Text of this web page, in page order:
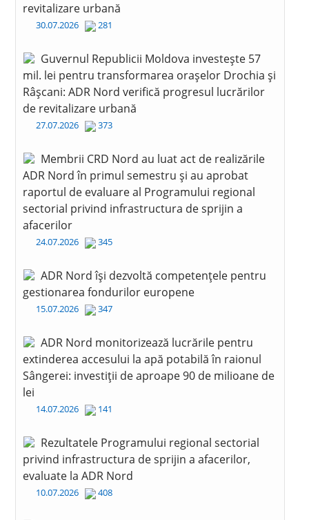
revitalizare urbană
30.07.2026 281
Guvernul Republicii Moldova investește 57
mil. lei pentru transformarea orașelor Drochia și
Râșcani: ADR Nord verifică progresul lucrărilor
de revitalizare urbană
27.07.2026 373
Membrii CRD Nord au luat act de realizările
ADR Nord în primul semestru și au aprobat
raportul de evaluare al Programului regional
sectorial privind infrastructura de sprijin a
afacerilor
24.07.2026 345
ADR Nord își dezvoltă competențele pentru
gestionarea fondurilor europene
15.07.2026 347
ADR Nord monitorizează lucrările pentru
extinderea accesului la apă potabilă în raionul
Sângerei: investiții de aproape 90 de milioane de
lei
14.07.2026 141
Rezultatele Programului regional sectorial
privind infrastructura de sprijin a afacerilor,
evaluate la ADR Nord
10.07.2026 408